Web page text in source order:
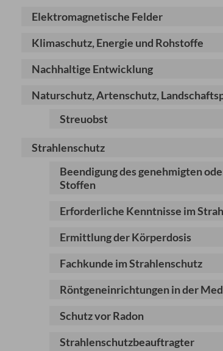
Elektromagnetische Felder
Klimaschutz, Energie und Rohstoffe
Nachhaltige Entwicklung
Naturschutz, Artenschutz,
Streuobst
Strahlenschutz
Beendigung des genehmigten
Stoffen
Erforderliche Kenntnisse im
Ermittlung der Körperdosis
Fachkunde im Strahlenschutz
Röntgeneinrichtungen in der
Schutz vor Radon
Strahlenschutzbeauftragter